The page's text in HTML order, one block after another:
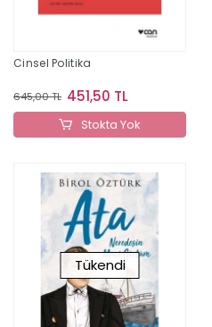
Cinsel Politika
645,00 TL 451,50 TL
Stokta Yok
Tükendi